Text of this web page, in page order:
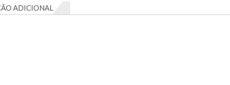
ADICIONAL